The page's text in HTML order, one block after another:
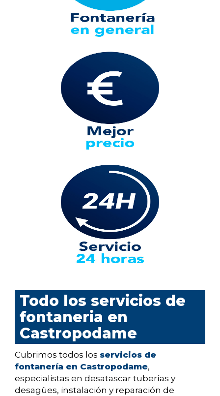
Todo los servicios de
fontaneria en
Castropodame
Cubrimos todos los servicios de
fontanería en Castropodame,
especialistas en desatascar tuberías y
desagües, instalación y reparación de